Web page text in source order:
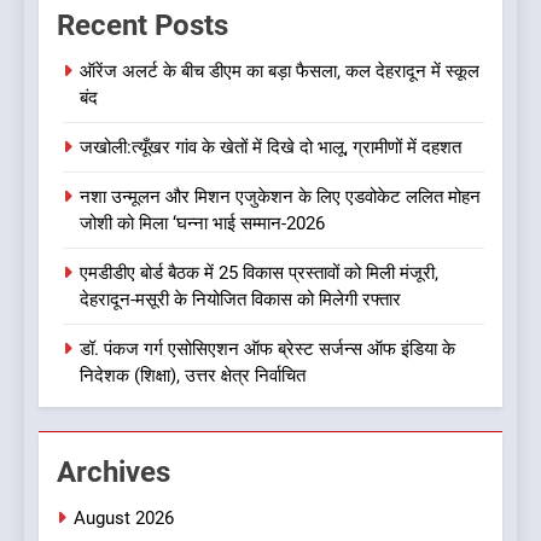
फेरबदल, डॉ. आशुतोष सयाना बने
उत्तराखण्ड
एक साल बाद बदली धराली की तस्वीर,
आपदा के मलबे से निकलकर फिर
खड़ी हुई जिंदगी
उत्तराखण्ड
1
ऑरेंज अलर्ट के बीच डीएम का बड़ा
फैसला, कल देहरादून में स्कूल बंद
उत्तराखण्ड
Recent Posts
ऑरेंज अलर्ट के बीच डीएम का बड़ा फैसला, कल देहरादून में स्कूल
बंद
जखोली:त्यूँखर गांव के खेतों में दिखे दो भालू, ग्रामीणों में दहशत
नशा उन्मूलन और मिशन एजुकेशन के लिए एडवोकेट ललित मोहन
जोशी को मिला ‘घन्ना भाई सम्मान-2026
एमडीडीए बोर्ड बैठक में 25 विकास प्रस्तावों को मिली मंजूरी,
देहरादून-मसूरी के नियोजित विकास को मिलेगी रफ्तार
डॉ. पंकज गर्ग एसोसिएशन ऑफ ब्रेस्ट सर्जन्स ऑफ इंडिया के
निदेशक (शिक्षा), उत्तर क्षेत्र निर्वाचित
Archives
August 2026